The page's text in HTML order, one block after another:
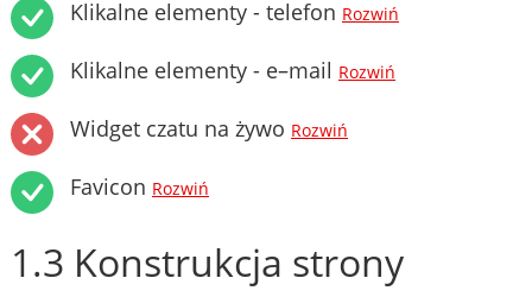
Klikalne elementy - telefon Rozwiń
Klikalne elementy - e–mail Rozwiń
Widget czatu na żywo Rozwiń
Favicon Rozwiń
1.3 Konstrukcja strony